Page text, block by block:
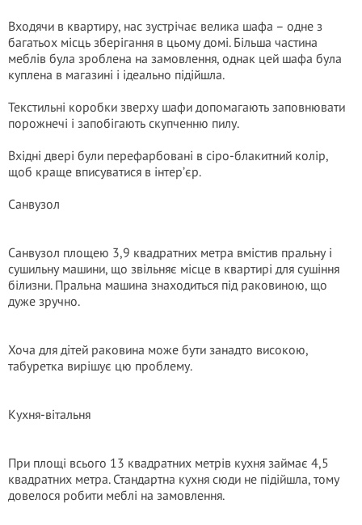
Входячи в квартиру, нас зустрічає велика шафа – одне з
багатьох місць зберігання в цьому домі. Більша частина
меблів була зроблена на замовлення, однак цей шафа була
куплена в магазині і ідеально підійшла.
Текстильні коробки зверху шафи допомагають заповнювати
порожнечі і запобігають скупченню пилу.
Вхідні двері були перефарбовані в сіро-блакитний колір,
щоб краще вписуватися в інтер’єр.
Санвузол
Санвузол площею 3,9 квадратних метра вмістив пральну і
сушильну машини, що звільняє місце в квартирі для сушіння
білизни. Пральна машина знаходиться під раковиною, що
дуже зручно.
Хоча для дітей раковина може бути занадто високою,
табуретка вирішує цю проблему.
Кухня-вітальня
При площі всього 13 квадратних метрів кухня займає 4,5
квадратних метра. Стандартна кухня сюди не підійшла, тому
довелося робити меблі на замовлення.